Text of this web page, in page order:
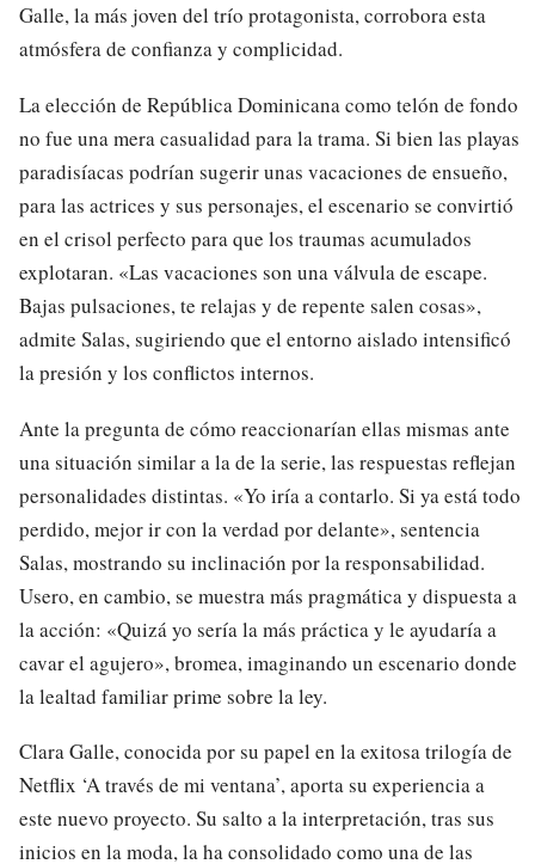
Galle, la más joven del trío protagonista, corrobora esta
atmósfera de confianza y complicidad.
La elección de República Dominicana como telón de fondo
no fue una mera casualidad para la trama. Si bien las playas
paradisíacas podrían sugerir unas vacaciones de ensueño,
para las actrices y sus personajes, el escenario se convirtió
en el crisol perfecto para que los traumas acumulados
explotaran. «Las vacaciones son una válvula de escape.
Bajas pulsaciones, te relajas y de repente salen cosas»,
admite Salas, sugiriendo que el entorno aislado intensificó
la presión y los conflictos internos.
Ante la pregunta de cómo reaccionarían ellas mismas ante
una situación similar a la de la serie, las respuestas reflejan
personalidades distintas. «Yo iría a contarlo. Si ya está todo
perdido, mejor ir con la verdad por delante», sentencia
Salas, mostrando su inclinación por la responsabilidad.
Usero, en cambio, se muestra más pragmática y dispuesta a
la acción: «Quizá yo sería la más práctica y le ayudaría a
cavar el agujero», bromea, imaginando un escenario donde
la lealtad familiar prime sobre la ley.
Clara Galle, conocida por su papel en la exitosa trilogía de
Netflix ‘A través de mi ventana’, aporta su experiencia a
este nuevo proyecto. Su salto a la interpretación, tras sus
inicios en la moda, la ha consolidado como una de las